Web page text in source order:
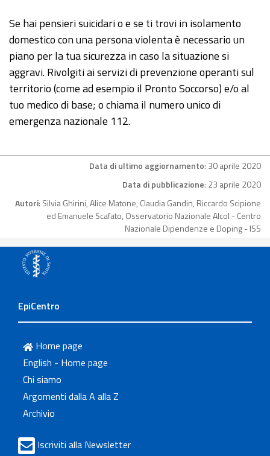
Se hai pensieri suicidari o e se ti trovi in isolamento
domestico con una persona violenta è necessario un
piano per la tua sicurezza in caso la situazione si
aggravi. Rivolgiti ai servizi di prevenzione operanti sul
territorio (come ad esempio il Pronto Soccorso) e/o al
tuo medico di base; o chiama il numero unico di
emergenza nazionale 112.
Data di ultimo aggiornamento: 30 aprile 2020
Data di pubblicazione: 23 aprile 2020
Autori: Silvia Ghirini, Alice Matone, Claudia Gandin, Riccardo Scipione
ed Emanuele Scafato, Osservatorio Nazionale Alcol - Centro
Nazionale Dipendenze e Doping - ISS
EpiCentro
Home page
English - Home page
Chi siamo
Argomenti dalla A alla Z
Archivio
Iscriviti alla Newsletter